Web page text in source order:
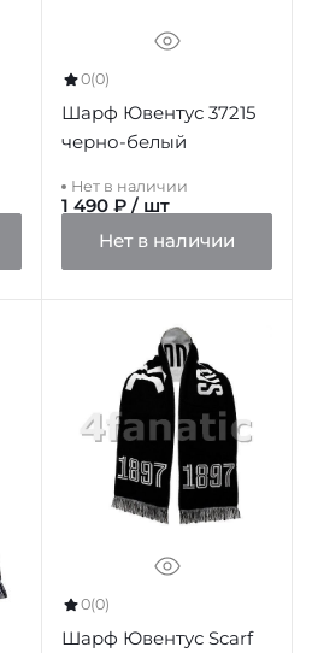
0(0)
Шарф Ювентус 37215
черно-белый
Нет в наличии
1 490 ₽ / шт
Нет в наличии
0(0)
Шарф Ювентус Scarf